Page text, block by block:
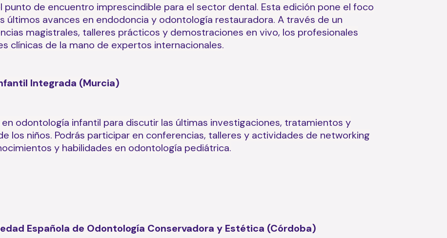
punto de encuentro imprescindible para el sector dental. Esta edición pone el foco
últimos avances en endodoncia y odontología restauradora. A través de un
magistrales, talleres prácticos y demostraciones en vivo, los profesionales
clínicas de la mano de expertos internacionales.
Integrada (Murcia)
odontología infantil para discutir las últimas investigaciones, tratamientos y
los niños. Podrás participar en conferencias, talleres y actividades de networking
y habilidades en odontología pediátrica.
Española de Odontología Conservadora y Estética (Córdoba)